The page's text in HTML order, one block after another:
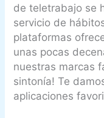
de teletrabajo se
servicio de
plataformas
unas pocas
nuestras marcas
sintonía! Te
aplicaciones